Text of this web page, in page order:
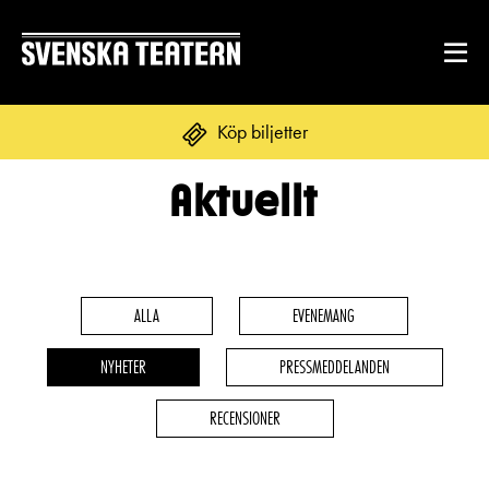
Köp biljetter
Svenska
DITT BESÖK
Mat & dryck
GRUPPER & FÖRETAG
Aktuellt
ALLA EVENEMANG
NYHETER PRESSMEDDELANDEN
RECENSIONER